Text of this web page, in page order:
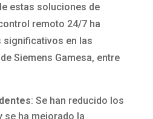
estas soluciones de
remoto 24/7 ha
significativos en las
Siemens Gamesa, entre
: Se han reducido los
se ha mejorado la